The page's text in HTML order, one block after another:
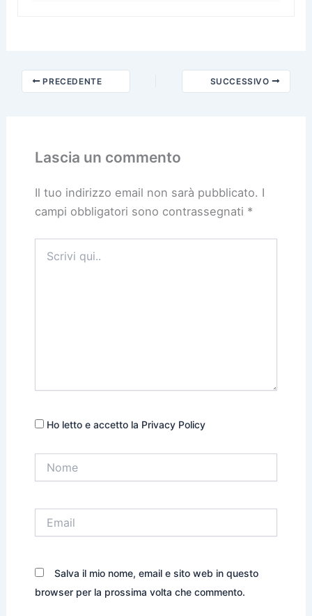
PRECEDENTE SUCCESSIVO
Lascia un commento
Il tuo indirizzo email non sarà pubblicato. I
campi obbligatori sono contrassegnati *
qui..
Ho letto e accetto la Privacy Policy
Salva il mio nome, email e sito web in questo
browser per la prossima volta che commento.